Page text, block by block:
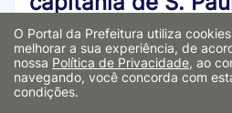
com a Capitania de
em que se
divisões que em
tempos se tem
O Portal da Prefeitura utiliza
melhorar a sua experiência, de
nossa Política de Privacidade, ao
navegando, você concorda com
condições.